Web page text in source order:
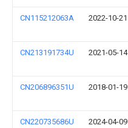
CN115212063A 2022-10-21
CN213191734U 2021-05-14
CN206896351U 2018-01-19
CN220735686U 2024-04-09